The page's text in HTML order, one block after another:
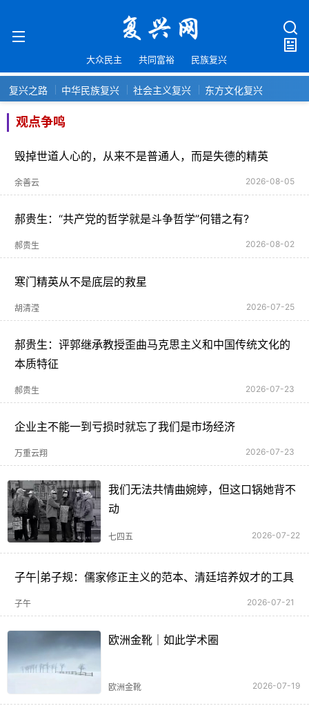
大众民主 共同富裕 民族复兴
复兴之路 中华民族复兴 社会主义复兴 东方文化复兴
观点争鸣
毁掉世道人心的，从来不是普通人，而是失德的精英
余善云 2026-08-05
郝贵生：“共产党的哲学就是斗争哲学”何错之有?
郝贵生 2026-08-02
寒门精英从不是底层的救星
胡清滢 2026-07-25
郝贵生：评郭继承教授歪曲马克思主义和中国传统文化的
本质特征
郝贵生 2026-07-23
企业主不能一到亏损时就忘了我们是市场经济
万重云翔 2026-07-23
我们无法共情曲婉婷，但这口锅她背不
动
七四五 2026-07-22
子午|弟子规：儒家修正主义的范本、清廷培养奴才的工具
子午 2026-07-21
欧洲金靴｜如此学术圈
欧洲金靴 2026-07-19